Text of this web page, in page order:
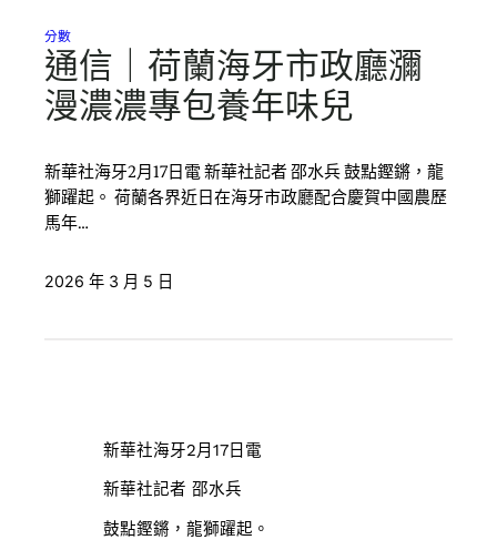
分數
通信｜荷蘭海牙市政廳瀰
漫濃濃專包養年味兒
新華社海牙2月17日電 新華社記者 邵水兵 鼓點鏗鏘，龍
獅躍起。 荷蘭各界近日在海牙市政廳配合慶賀中國農歷
馬年…
2026 年 3 月 5 日
新華社海牙2月17日電
新華社記者 邵水兵
鼓點鏗鏘，龍獅躍起。